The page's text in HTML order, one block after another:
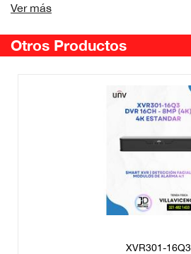
Ver más
Otros Productos
XVR301-16Q3